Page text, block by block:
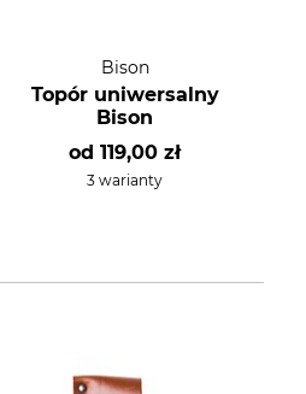
Bison
Topór uniwersalny
Bison
od119,00 zł
3 warianty